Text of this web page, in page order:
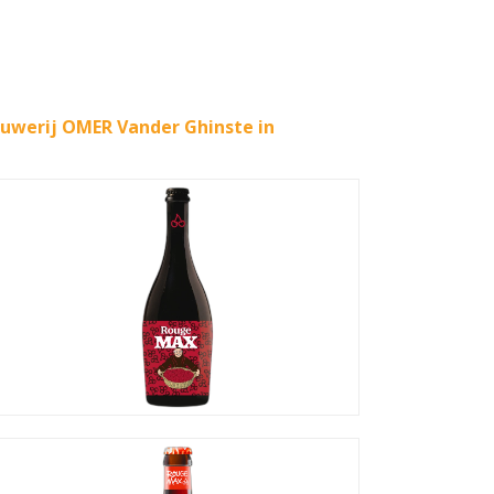
OMER Vander Ghinste in